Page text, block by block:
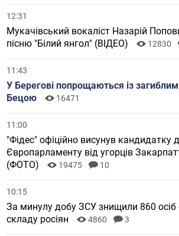
12:31
Мукачівський вокаліст Назарій
пісню "Білий янгол" (ВІДЕО)
12830
11:43
У Берегові попрощаються із
Бецою
16471
11:00
"Фідес" офіційно висунув кандидатку
Європарламенту від угорців
(ФОТО)
19475 10
10:15
За минулу добу ЗСУ знищили 860 осіб
складу росіян
4860 3